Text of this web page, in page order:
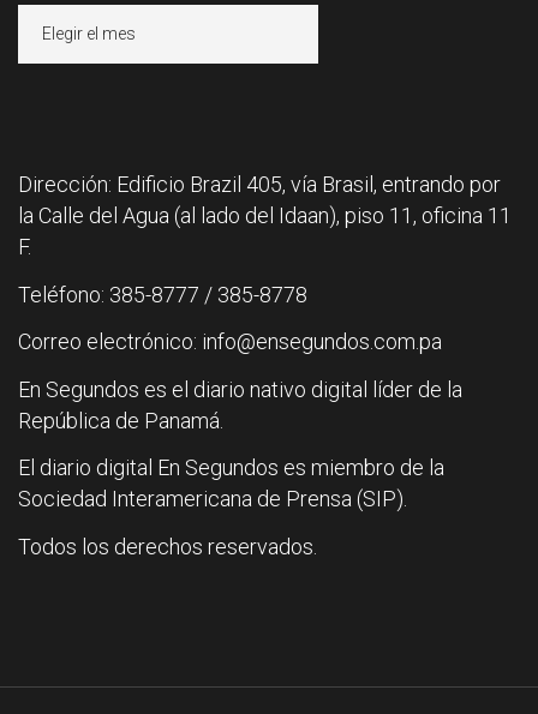
Dirección: Edificio Brazil 405, vía Brasil, entrando por
la Calle del Agua (al lado del Idaan), piso 11, oficina 11
F.
Teléfono: 385-8777 / 385-8778
Correo electrónico: info@ensegundos.com.pa
En Segundos es el diario nativo digital líder de la
República de Panamá.
El diario digital En Segundos es miembro de la
Sociedad Interamericana de Prensa (SIP).
Todos los derechos reservados.